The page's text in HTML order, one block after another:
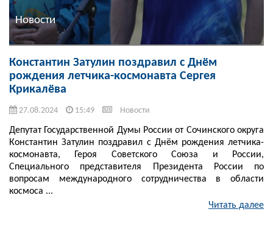
Новости
Константин Затулин поздравил с Днём
рождения летчика-космонавта Сергея
Крикалёва
27.08.2024 15:49 Новости
Депутат Государственной Думы России от Сочинского округа
Константин Затулин поздравил с Днём рождения летчика-
космонавта, Героя Советского Союза и России,
Специального представителя Президента России по
вопросам международного сотрудничества в области
космоса ...
Читать далее